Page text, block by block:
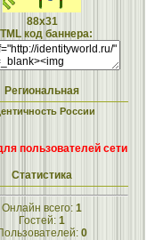
88x31
код баннера:
Региональная
России
пользователей сети
Статистика
Онлайн всего: 1
Гостей: 1
0